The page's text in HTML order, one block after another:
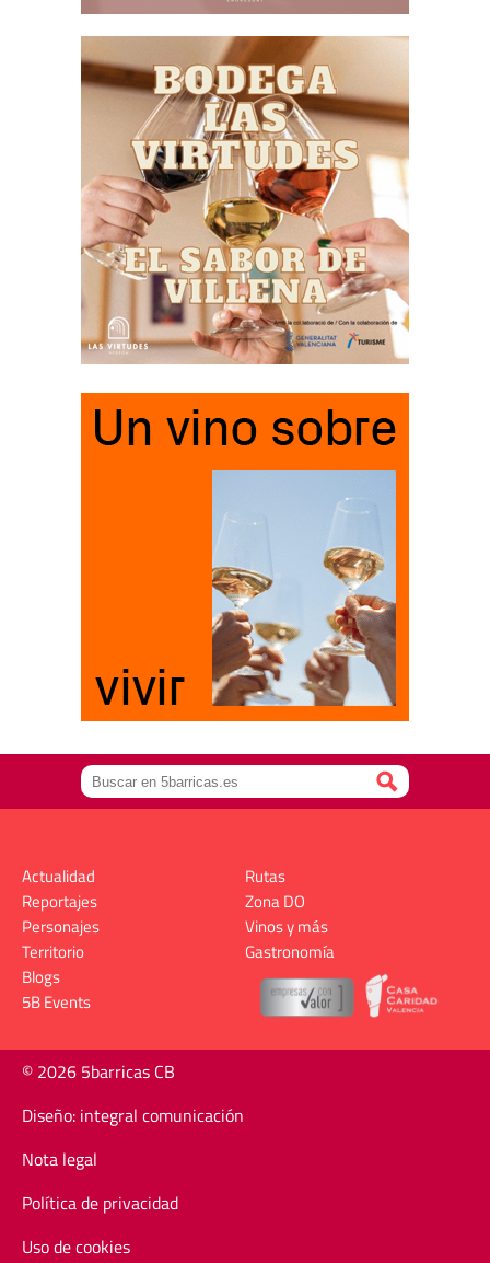
Actualidad
Reportajes
Personajes
Territorio
Rutas
Zona DO
Vinos y más
Gastronomía
Blogs
5B Events
© 2026 5barricas CB
Diseño: integral comunicación
Nota legal
Política de privacidad
Uso de cookies